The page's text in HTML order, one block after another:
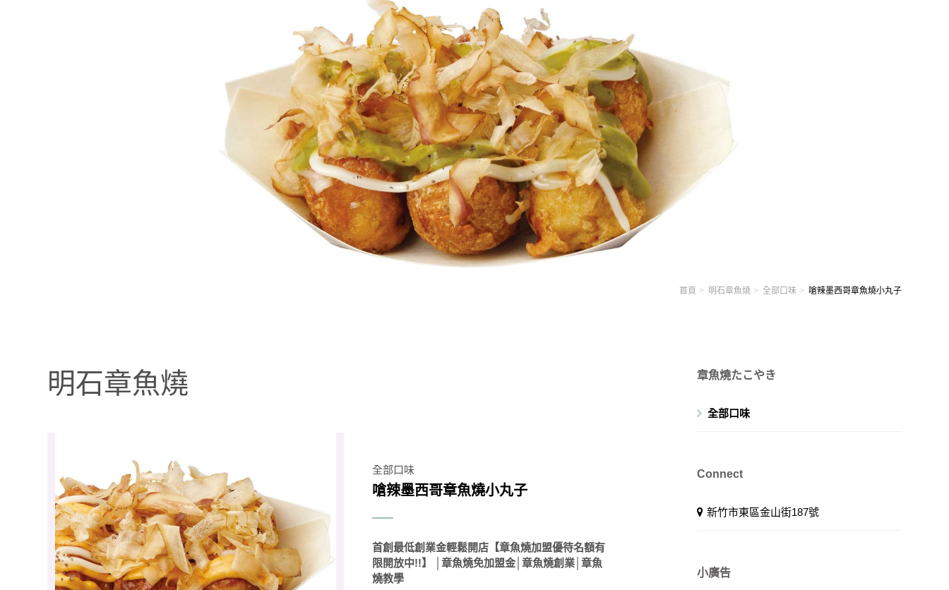
首頁 明石章魚燒 全部口味 嗆辣墨西哥章魚燒小丸子
明石章魚燒
全部口味
嗆辣墨西哥章魚燒小丸子
首創最低創業金輕鬆開店【章魚燒加盟優待名額有
限開放中!!】 │章魚燒免加盟金│章魚燒創業│章魚
燒教學
章魚燒たこやき
全部口味
Connect
新竹市東區金山街187號
小廣告